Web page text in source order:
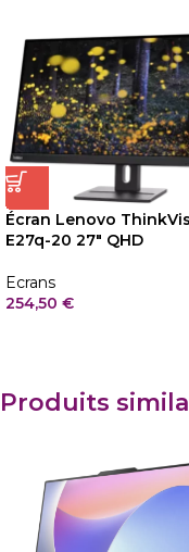
Écran Lenovo
E27q-20 27″ QHD
Ecrans
254,50 €
Produits